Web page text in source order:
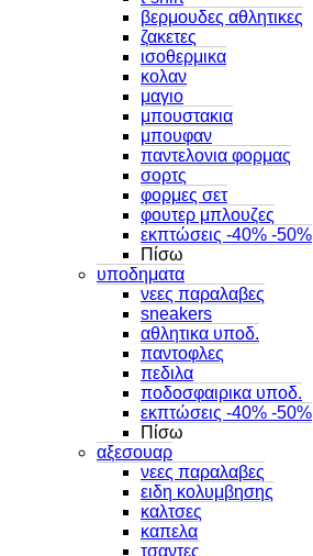
βερμουδες αθλητικες
ζακετες
ισοθερμικα
κολαν
μαγιο
μπουστακια
μπουφαν
παντελονια φορμας
σορτς
φορμες σετ
φουτερ μπλουζες
εκπτώσεις -40% -50%
Πίσω
υποδηματα
νεες παραλαβες
sneakers
αθλητικα υποδ.
παντοφλες
πεδιλα
ποδοσφαιρικα υποδ.
εκπτώσεις -40% -50%
Πίσω
αξεσουαρ
νεες παραλαβες
ειδη κολυμβησης
καλτσες
καπελα
τσαντες